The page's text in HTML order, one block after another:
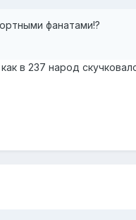
фанатами!?
в 237 народ